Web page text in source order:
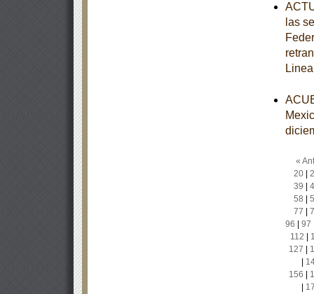
las
«
20|
39
58
77
96
97
112
127
156